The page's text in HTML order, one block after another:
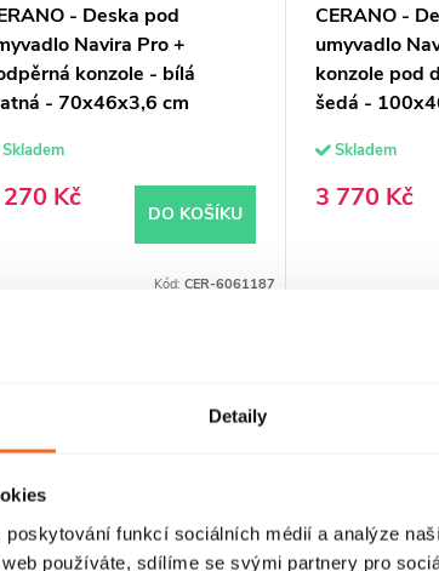
Detaily
poskytování funkcí sociálních médií a analýze
používáte, sdílíme se svými partnery pro
- Deska pod
Navira Pro +
konzole - bílá
- 70x46x3,6 cm
Skladem
Kč
DO KOŠÍKU
Kód:CER-6061187
CERANO -
umyvadlo
konzole pod
šedá -
Skladem
3 770 Kč